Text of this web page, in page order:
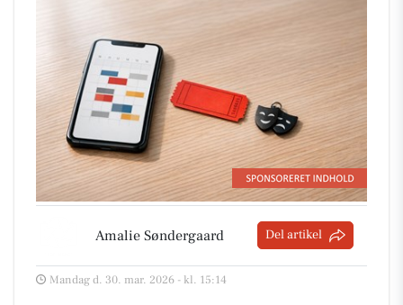
Amalie Søndergaard Del artikel
Mandag d. 30. mar. 2026 - kl. 15:14